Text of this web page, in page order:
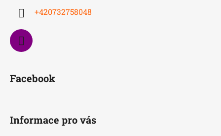
+420732758048
Facebook
Informace pro vás